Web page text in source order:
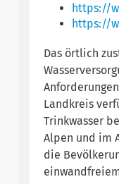
https://
https://
Das örtlich
Landkreis
Trinkwasser
Alpen und im
die